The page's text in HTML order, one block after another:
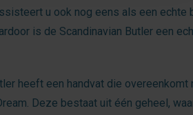
u ook nog eens als een echte
is de Scandinavian Butler een
heeft een handvat die overeenkomt
Deze bestaat uit één geheel,